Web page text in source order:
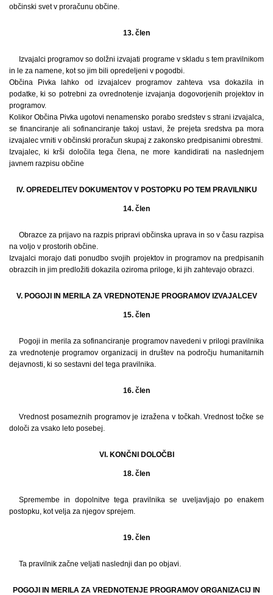
občinski svet v proračunu občine.
13. člen
Izvajalci programov so dolžni izvajati programe v skladu s tem pravilnikom
in le za namene, kot so jim bili opredeljeni v pogodbi.
Občina Pivka lahko od izvajalcev programov zahteva vsa dokazila in
podatke, ki so potrebni za ovrednotenje izvajanja dogovorjenih projektov in
programov.
Kolikor Občina Pivka ugotovi nenamensko porabo sredstev s strani izvajalca,
se financiranje ali sofinanciranje takoj ustavi, že prejeta sredstva pa mora
izvajalec vrniti v občinski proračun skupaj z zakonsko predpisanimi obrestmi.
Izvajalec, ki krši določila tega člena, ne more kandidirati na naslednjem
javnem razpisu občine
IV. OPREDELITEV DOKUMENTOV V POSTOPKU PO TEM PRAVILNIKU
14. člen
Obrazce za prijavo na razpis pripravi občinska uprava in so v času razpisa
na voljo v prostorih občine.
Izvajalci morajo dati ponudbo svojih projektov in programov na predpisanih
obrazcih in jim predložiti dokazila oziroma priloge, ki jih zahtevajo obrazci.
V. POGOJI IN MERILA ZA VREDNOTENJE PROGRAMOV IZVAJALCEV
15. člen
Pogoji in merila za sofinanciranje programov navedeni v prilogi pravilnika
za vrednotenje programov organizacij in društev na področju humanitarnih
dejavnosti, ki so sestavni del tega pravilnika.
16. člen
Vrednost posameznih programov je izražena v točkah. Vrednost točke se
določi za vsako leto posebej.
VI. KONČNI DOLOČBI
18. člen
Spremembe in dopolnitve tega pravilnika se uveljavljajo po enakem
postopku, kot velja za njegov sprejem.
19. člen
Ta pravilnik začne veljati naslednji dan po objavi.
POGOJI IN MERILA ZA VREDNOTENJE PROGRAMOV ORGANIZACIJ IN